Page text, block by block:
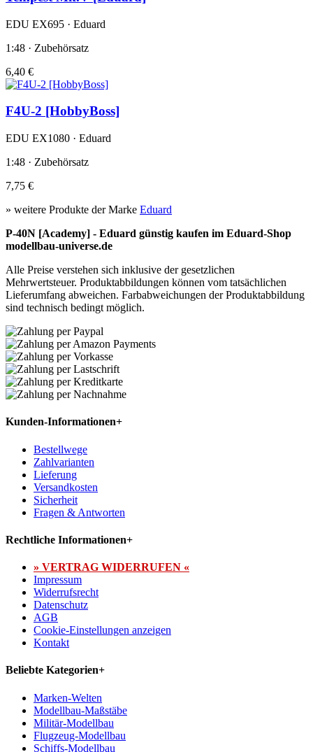
EDU EX695 · Eduard
1:48 · Zubehörsatz
6,40 €
F4U-2 [HobbyBoss]
EDU EX1080 · Eduard
1:48 · Zubehörsatz
7,75 €
» weitere Produkte der Marke Eduard
P-40N [Academy] - Eduard günstig kaufen im Eduard-Shop
modellbau-universe.de
Alle Preise verstehen sich inklusive der gesetzlichen
Mehrwertsteuer. Produktabbildungen können vom tatsächlichen
Lieferumfang abweichen. Farbabweichungen der Produktabbildung
sind technisch bedingt möglich.
Kunden-Informationen+
Bestellwege
Zahlvarianten
Lieferung
Versandkosten
Sicherheit
Fragen & Antworten
Rechtliche Informationen+
» VERTRAG WIDERRUFEN «
Impressum
Widerrufsrecht
Datenschutz
AGB
Cookie-Einstellungen anzeigen
Kontakt
Beliebte Kategorien+
Marken-Welten
Modellbau-Maßstäbe
Militär-Modellbau
Flugzeug-Modellbau
Schiffs-Modellbau